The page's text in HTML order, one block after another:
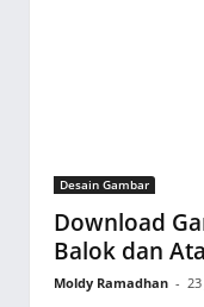
Desain Gambar
Download
Balok dan
Moldy Ramadhan -